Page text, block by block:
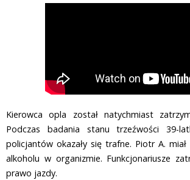
Kierowca opla został natychmiast
Podczas badania stanu trzeźwości 39-
policjantów okazały się trafne. Piotr A.
alkoholu w organizmie. Funkcjonariusze
prawo jazdy.